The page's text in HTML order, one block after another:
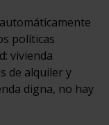
políticas
vivienda
de alquiler y
digna, no hay